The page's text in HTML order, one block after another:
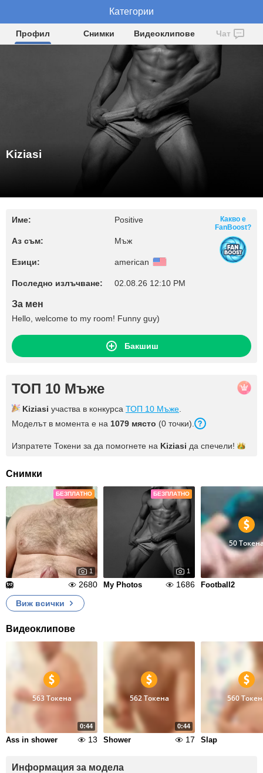
Kiziasi
Профил Снимки Видеоклипове Чат
Kiziasi
Име: Positive
Аз съм: Мъж
Езици: american
Последно излъчване: 02.08.26 12:10 PM
Какво е
FanBoost?
За мен
Hello, welcome to my room! Funny guy)
Бакшиш
ТОП 10 Мъже
Kiziasi участва в конкурса ТОП 10 Мъже
Моделът в момента е на 1079 място (0 точки).
Изпратете Токени за да помогнете на Kiziasi да спечели!
Снимки
БЕЗПЛАТНО
1
🦁 2680
БЕЗПЛАТНО
1
My Photos 1686
50
Football2
Виж всички
Видеоклипове
0:44
563 Токена
Ass in shower 13
0:44
562 Токена
Shower 17
560
Slap
Информация за модела
Категории